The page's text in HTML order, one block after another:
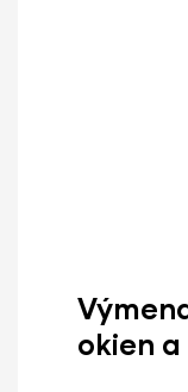
okien